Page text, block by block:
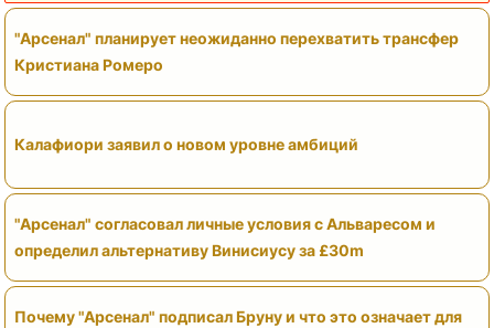
"Арсенал" планирует неожиданно перехватить трансфер
Кристиана Ромеро
Калафиори заявил о новом уровне амбиций
"Арсенал" согласовал личные условия с Альваресом и
определил альтернативу Винисиусу за £30m
Почему "Арсенал" подписал Бруну и что это означает для